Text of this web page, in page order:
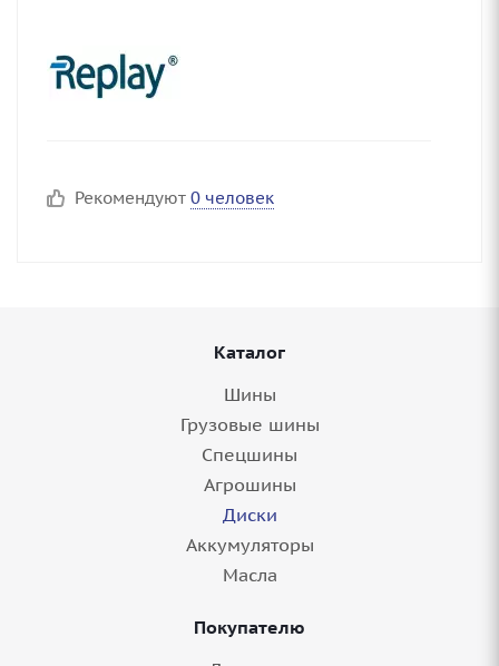
Рекомендуют 0 человек
Каталог
Шины
Грузовые шины
Спецшины
Агрошины
Диски
Аккумуляторы
Масла
Покупателю